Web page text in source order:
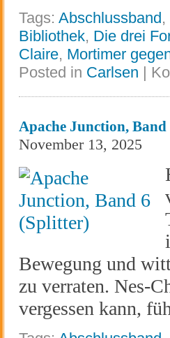
Tags: Abschlussband,
Bibliothek, Die drei
Claire, Mortimer
Posted in Carlsen |
Apache Junction,
November 13, 2025
Bewegung und
zu verraten. Nes-
vergessen kann,